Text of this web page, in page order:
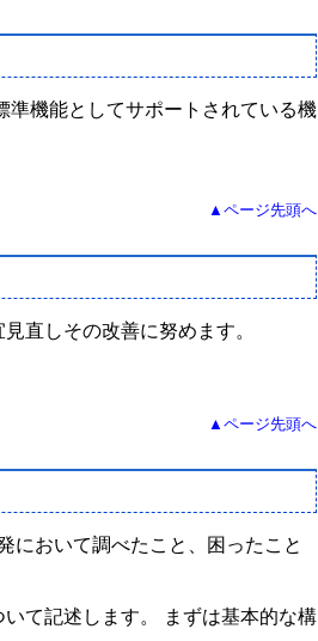
準機能としてサポートされている機
▲ページ先頭へ
直しその改善に努めます。
▲ページ先頭へ
において調べたこと、困ったこと
て記述します。 まずは基本的な構